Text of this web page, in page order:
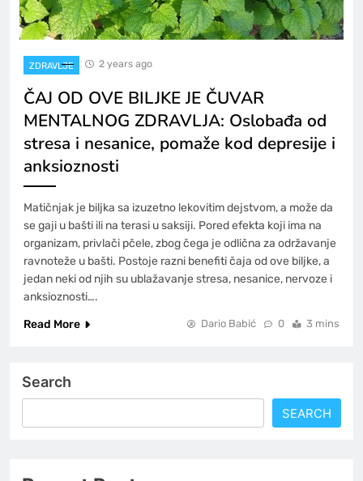
ZDRAVLJE 2 years ago
ČAJ OD OVE BILJKE JE ČUVAR
MENTALNOG ZDRAVLJA: Oslobađa od
stresa i nesanice, pomaže kod depresije i
anksioznosti
Matičnjak je biljka sa izuzetno lekovitim dejstvom, a može da
se gaji u bašti ili na terasi u saksiji. Pored efekta koji ima na
organizam, privlači pčele, zbog čega je odlična za održavanje
ravnoteže u bašti. Postoje razni benefiti čaja od ove biljke, a
jedan neki od njih su ublažavanje stresa, nesanice, nervoze i
anksioznosti….
Read More
Dario Babić 0 3 mins
Search
SEARCH